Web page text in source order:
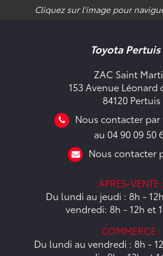
Cliquez sur l'image pour
Toyota Pertuis
ZAC Saint
153 Avenue Léonard
84120 Pertuis
Nous contacter
au 04 90 09 50
Nous contacter
APRES-VENTE :
Du lundi au jeudi : 8h -
vendredi: 8h - 12h et
COMMERCE :
Du lundi au vendredi : 8h -